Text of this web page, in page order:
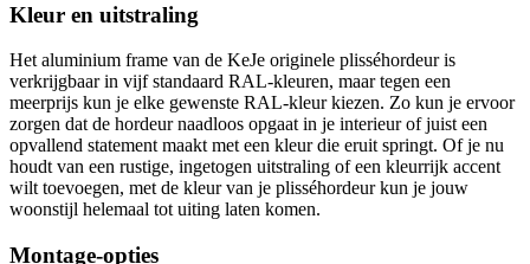
Kleur en uitstraling
Het aluminium frame van de KeJe originele plisséhordeur is
verkrijgbaar in vijf standaard RAL-kleuren, maar tegen een
meerprijs kun je elke gewenste RAL-kleur kiezen. Zo kun je ervoor
zorgen dat de hordeur naadloos opgaat in je interieur of juist een
opvallend statement maakt met een kleur die eruit springt. Of je nu
houdt van een rustige, ingetogen uitstraling of een kleurrijk accent
wilt toevoegen, met de kleur van je plisséhordeur kun je jouw
woonstijl helemaal tot uiting laten komen.
Montage-opties